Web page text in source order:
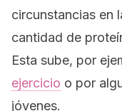
circunstancias en
cantidad de
Esta sube, por
ejercicio o por
jóvenes.